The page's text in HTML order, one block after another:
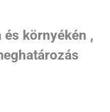
és környékén ,